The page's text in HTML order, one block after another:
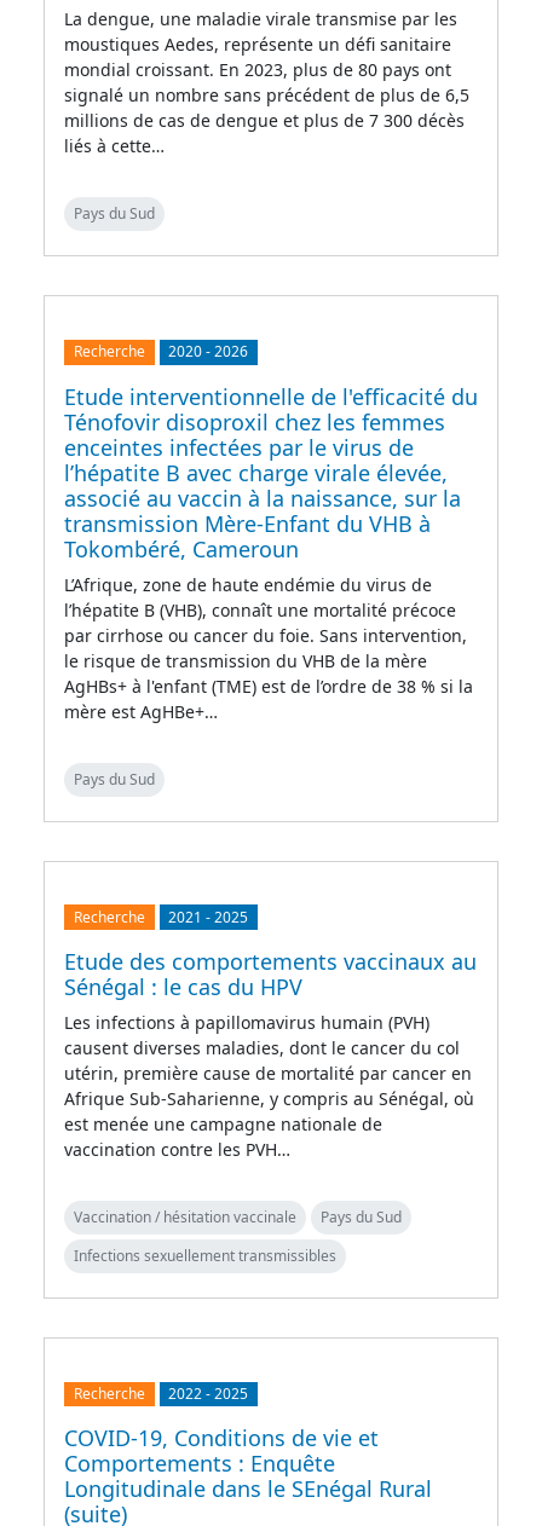
La dengue, une maladie virale transmise par les
moustiques Aedes, représente un défi sanitaire
mondial croissant. En 2023, plus de 80 pays ont
signalé un nombre sans précédent de plus de 6,5
millions de cas de dengue et plus de 7 300 décès
liés à cette…
Pays du Sud
Recherche 2020-2026
Etude interventionnelle de l'efficacité du
Ténofovir disoproxil chez les femmes
enceintes infectées par le virus de
l’hépatite B avec charge virale élevée,
associé au vaccin à la naissance, sur la
transmission Mère-Enfant du VHB à
Tokombéré, Cameroun
L’Afrique, zone de haute endémie du virus de
l’hépatite B (VHB), connaît une mortalité précoce
par cirrhose ou cancer du foie. Sans intervention,
le risque de transmission du VHB de la mère
AgHBs+ à l'enfant (TME) est de l’ordre de 38 % si la
mère est AgHBe+…
Pays du Sud
Recherche 2021 -2025
Etude des comportements vaccinaux au
Sénégal : le cas du HPV
Les infections à papillomavirus humain (PVH)
causent diverses maladies, dont le cancer du col
utérin, première cause de mortalité par cancer en
Afrique Sub-Saharienne, y compris au Sénégal, où
est menée une campagne nationale de
vaccination contre les PVH…
Vaccination / hésitation vaccinale
Pays du Sud
Infections sexuellement transmissibles
Recherche 2022-2025
COVID-19, Conditions de vie et
Comportements : Enquête
Longitudinale dans le SEnégal Rural
(suite)